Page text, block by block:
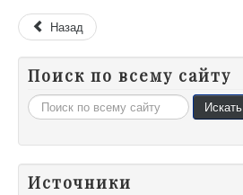
Назад
Поиск по всему сайту
Искать... Искать
Источники